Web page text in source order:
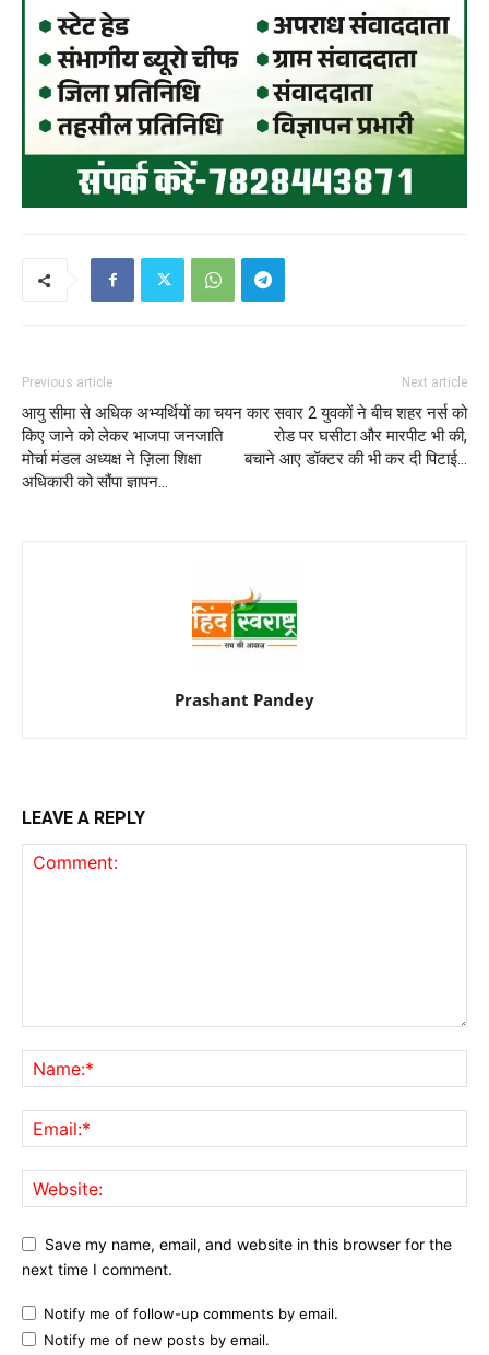
Previous article
आयु सीमा से अधिक अभ्यर्थियों का चयन
किए जाने को लेकर भाजपा जनजाति
मोर्चा मंडल अध्यक्ष ने ज़िला शिक्षा
अधिकारी को सौंपा ज्ञापन…
Next article
कार सवार 2 युवकों ने बीच शहर नर्स को
रोड पर घसीटा और मारपीट भी की,
बचाने आए डॉक्टर की भी कर दी पिटाई…
Prashant Pandey
LEAVE A REPLY
Save my name, email, and website in this browser for the
next time I comment.
Notify me of follow-up comments by email.
Notify me of new posts by email.